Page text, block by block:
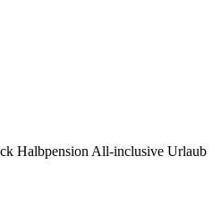
Halbpension All-inclusive Urlaub